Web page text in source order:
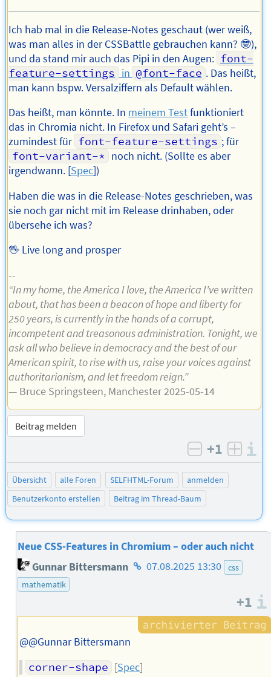
Ich hab mal in die Release-Notes geschaut (wer weiß,
was man alles in der CSSBattle gebrauchen kann? 🤓),
und da stand mir auch das Pipi in den Augen: font-
feature-settings in @font-face . Das heißt,
man kann bspw. Versalziffern als Default wählen.
Das heißt, man könnte. In meinem Testfunktioniert
das in Chromia nicht. In Firefox und Safari geht’s –
zumindest für font-feature-settings ; für
font-variant-* noch nicht. (Sollte es aber
irgendwann. [Spec])
Haben die was in die Release-Notes geschrieben, was
sie noch gar nicht mit im Release drinhaben, oder
übersehe ich was?
🖖 Live long and prosper
--
“In my home, the America I love, the America I've written
about, that has been a beacon of hope and liberty for
250 years, is currently in the hands of a corrupt,
incompetent and treasonous administration. Tonight, we
ask all who believe in democracy and the best of our
American spirit, to rise with us, raise your voices against
authoritarianism, and let freedom reign.”
— Bruce Springsteen, Manchester 2025-05-14
Beitrag melden
negativ
+1
Übersicht alle Foren SELFHTML-Forum
anmelden
Benutzerkonto erstellen
Beitrag im Thread-Baum
Neue CSS-Features in Chromium – oder auch nicht
Gunnar Bittersmann Homepage
07.08.2025 13:30
css
mathematik
+1
@@Gunnar Bittersmann
corner-shape [Spec]